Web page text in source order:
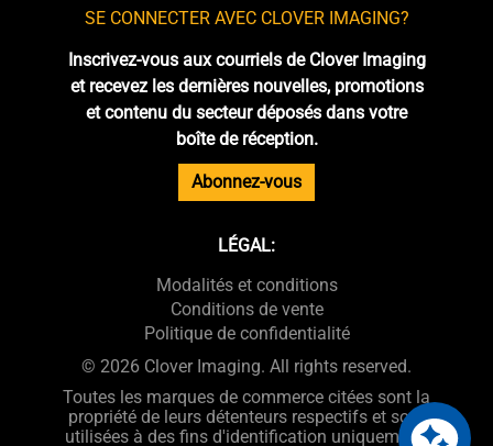
SE CONNECTER AVEC CLOVER IMAGING?
Inscrivez-vous aux courriels de Clover Imaging
et recevez les dernières nouvelles, promotions
et contenu du secteur déposés dans votre
boîte de réception.
Abonnez-vous
LÉGAL:
Modalités et conditions
Conditions de vente
Politique de confidentialité
© 2026 Clover Imaging. All rights reserved.
Toutes les marques de commerce citées sont la
propriété de leurs détenteurs respectifs et sont
utilisées à des fins d'identification uniquement.